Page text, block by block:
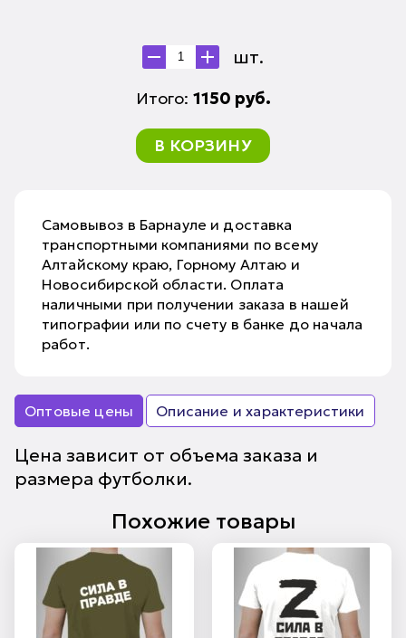
шт.
Итого: 1150 руб.
В КОРЗИНУ
Самовывоз в Барнауле и доставка
транспортными компаниями по всему
Алтайскому краю, Горному Алтаю и
Новосибирской области. Оплата
наличными при получении заказа в нашей
типографии или по счету в банке до начала
работ.
Оптовые цены Описание и характеристики
Цена зависит от объема заказа и
размера футболки.
Похожие товары